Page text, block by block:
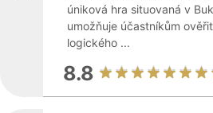
úniková hra situovaná v
umožňuje účastníkům
logického ...
8.8